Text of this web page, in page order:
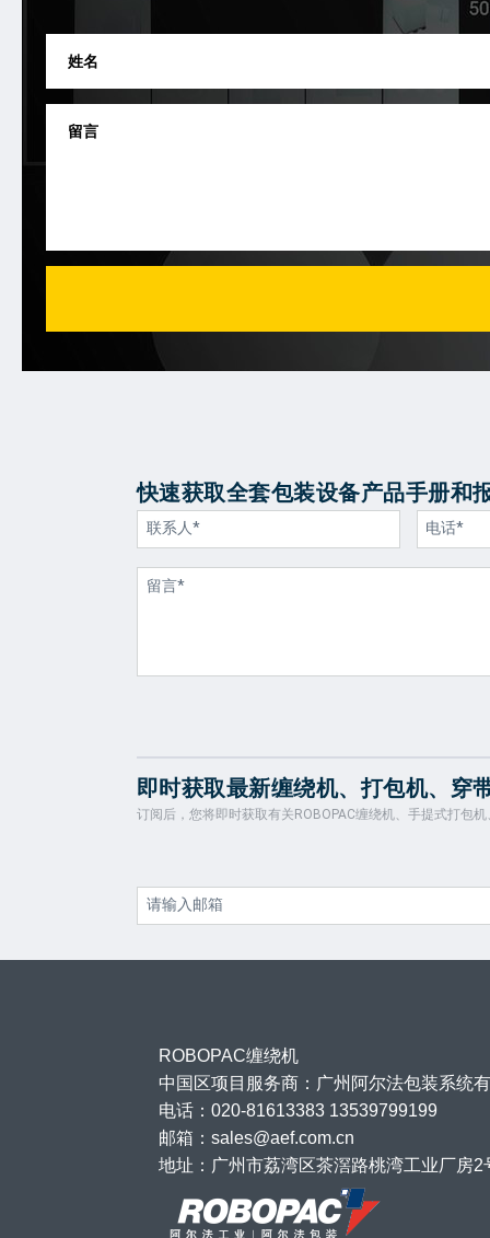
快速获取全套包装设备产品手册和
即时获取最新缠绕机、打包机、穿
订阅后，您将即时获取有关ROBOPAC缠绕机、手提式打包
ROBOPAC缠绕机
中国区项目服务商：广州阿尔法包装系统
电话：020-81613383 13539799199
邮箱：sales@aef.com.cn
地址：广州市荔湾区茶滘路桃湾工业厂房2